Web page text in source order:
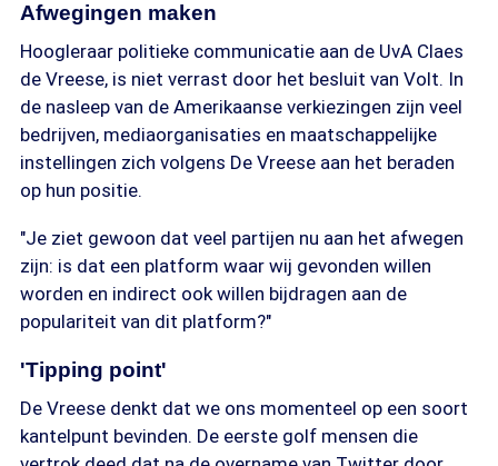
Afwegingen maken
Hoogleraar politieke communicatie aan de UvA Claes
de Vreese, is niet verrast door het besluit van Volt. In
de nasleep van de Amerikaanse verkiezingen zijn veel
bedrijven, mediaorganisaties en maatschappelijke
instellingen zich volgens De Vreese aan het beraden
op hun positie.
"Je ziet gewoon dat veel partijen nu aan het afwegen
zijn: is dat een platform waar wij gevonden willen
worden en indirect ook willen bijdragen aan de
populariteit van dit platform?"
'Tipping point'
De Vreese denkt dat we ons momenteel op een soort
kantelpunt bevinden. De eerste golf mensen die